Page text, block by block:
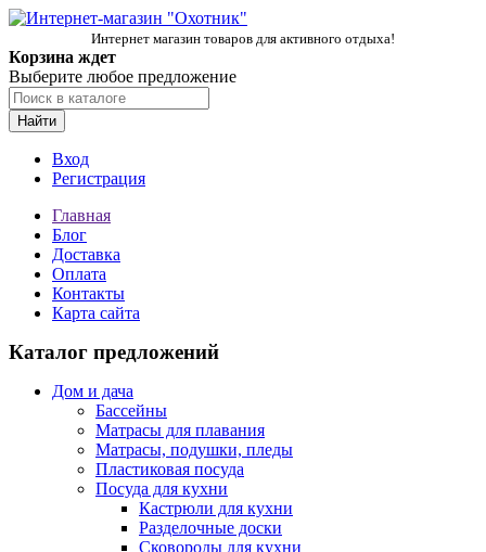
Интернет магазин товаров для активного отдыха!
Корзина ждет
Выберите любое предложение
Найти
Вход
Регистрация
Главная
Блог
Доставка
Оплата
Контакты
Карта сайта
Каталог предложений
Дом и дача
Бассейны
Матрасы для плавания
Матрасы, подушки, пледы
Пластиковая посуда
Посуда для кухни
Кастрюли для кухни
Разделочные доски
Сковороды для кухни